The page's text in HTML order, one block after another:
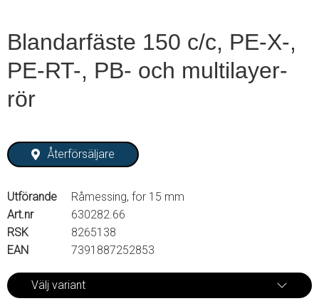
Blandarfäste 150 c/c, PE-X-,
PE-RT-, PB- och multilayer-
rör
Återförsäljare
Utförande
Råmessing, for 15 mm
Art.nr
630282.66
RSK
8265138
EAN
7391887252853
Välj variant